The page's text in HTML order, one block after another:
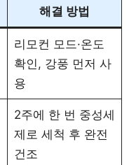
해결 방법
리모컨 모드·온도
확인, 강풍 먼저 사
용
2주에 한 번 중성세
제로 세척 후 완전
건조